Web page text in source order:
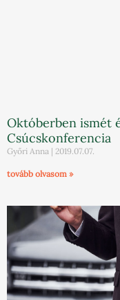
Októberben ismét
Csúcskonferencia
Győri Anna 2019.07.07.
tovább olvasom »